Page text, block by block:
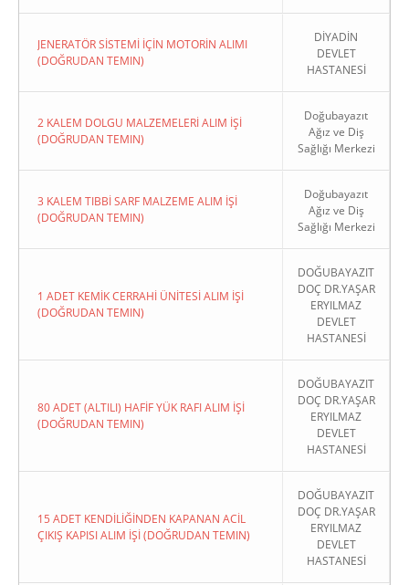
JENERATÖR SİSTEMİ İÇİN MOTORİN ALIMI
(DOĞRUDAN TEMIN)
DİYADİN
DEVLET
HASTANESİ
2 KALEM DOLGU MALZEMELERİ ALIM İŞİ
(DOĞRUDAN TEMIN)
Doğubayazıt
Ağız ve Diş
Sağlığı Merkezi
3 KALEM TIBBİ SARF MALZEME ALIM İŞİ
(DOĞRUDAN TEMIN)
Doğubayazıt
Ağız ve Diş
Sağlığı Merkezi
1 ADET KEMİK CERRAHİ ÜNİTESİ ALIM İŞİ
(DOĞRUDAN TEMIN)
DOĞUBAYAZIT
DOÇ DR.YAŞAR
ERYILMAZ
DEVLET
HASTANESİ
80 ADET (ALTILI) HAFİF YÜK RAFI ALIM İŞİ
(DOĞRUDAN TEMIN)
DOĞUBAYAZIT
DOÇ DR.YAŞAR
ERYILMAZ
DEVLET
HASTANESİ
15 ADET KENDİLİĞİNDEN KAPANAN ACİL
ÇIKIŞ KAPISI ALIM İŞİ (DOĞRUDAN TEMIN)
DOĞUBAYAZIT
DOÇ DR.YAŞAR
ERYILMAZ
DEVLET
HASTANESİ